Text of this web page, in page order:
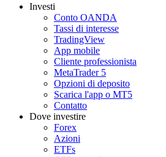
Investi
Conto OANDA
Tassi di interesse
TradingView
App mobile
Cliente professionista
MetaTrader 5
Opzioni di deposito
Scarica l'app o MT5
Contatto
Dove investire
Forex
Azioni
ETFs